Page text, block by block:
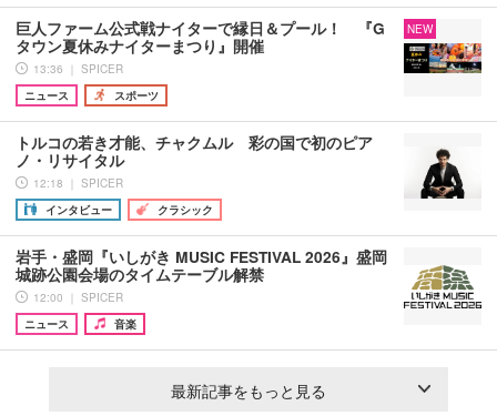
巨人ファーム公式戦ナイターで縁日＆プール！ 『G
タウン夏休みナイターまつり』開催
13:36 ｜ SPICER
ニュース
スポーツ
NEW
トルコの若き才能、チャクムル 彩の国で初のピア
ノ・リサイタル
12:18 ｜ SPICER
インタビュー
クラシック
岩手・盛岡『いしがき MUSIC FESTIVAL 2026』盛岡
城跡公園会場のタイムテーブル解禁
12:00 ｜ SPICER
ニュース
音楽
最新記事をもっと見る